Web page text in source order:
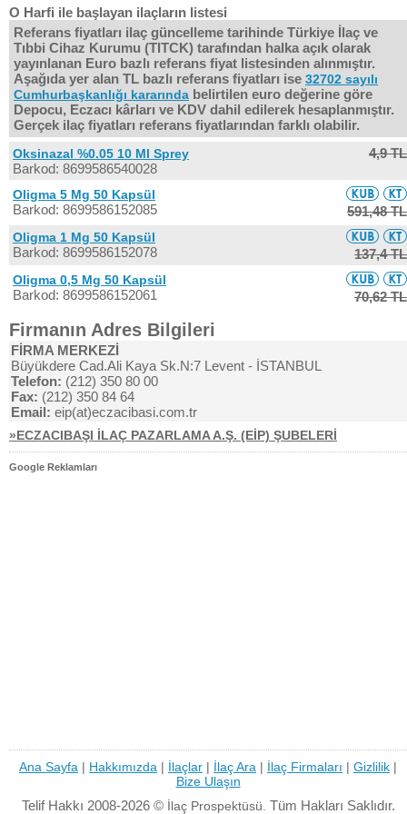
O Harfi ile başlayan ilaçların listesi
Referans fiyatları ilaç güncelleme tarihinde Türkiye İlaç ve
Tıbbi Cihaz Kurumu (TITCK) tarafından halka açık olarak
yayınlanan Euro bazlı referans fiyat listesinden alınmıştır.
Aşağıda yer alan TL bazlı referans fiyatları ise 32702 sayılı
Cumhurbaşkanlığı kararında belirtilen euro değerine göre
Depocu, Eczacı kârları ve KDV dahil edilerek hesaplanmıştır.
Gerçek ilaç fiyatları referans fiyatlarından farklı olabilir.
Oksinazal %0.05 10 Ml Sprey
Barkod: 8699586540028
4,9 TL
Oligma 5 Mg 50 Kapsül
Barkod: 8699586152085 591,48 TL
Oligma 1 Mg 50 Kapsül
Barkod: 8699586152078 137,4 TL
Oligma 0,5 Mg 50 Kapsül
Barkod: 8699586152061 70,62 TL
Firmanın Adres Bilgileri
FİRMA MERKEZİ
Büyükdere Cad.Ali Kaya Sk.N:7 Levent - İSTANBUL
Telefon: (212) 350 80 00
Fax: (212) 350 84 64
Email: eip(at)eczacibasi.com.tr
»ECZACIBAŞI İLAÇ PAZARLAMA A.Ş. (EİP) ŞUBELERİ
Google Reklamları
Ana Sayfa | Hakkımızda | İlaçlar | İlaç Ara | İlaç Firmaları | Gizlilik |
Bize Ulaşın
Telif Hakkı 2008-2026 © İlaç Prospektüsü. Tüm Hakları Saklıdır.